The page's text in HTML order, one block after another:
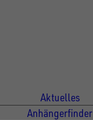
Aktuelles
Anhängerfinder